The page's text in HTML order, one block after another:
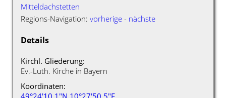
Mitteldachstetten
Regions-Navigation: vorherige - nächste
Details
Kirchl. Gliederung:
Ev.-Luth. Kirche in Bayern
Koordinaten: